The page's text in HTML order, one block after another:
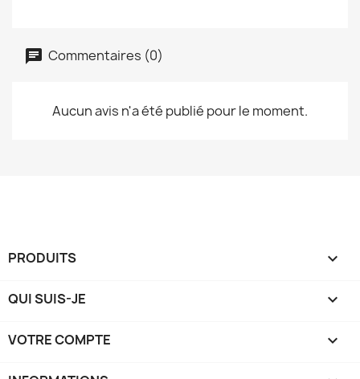
Commentaires (0)
Aucun avis n'a été publié pour le moment.
PRODUITS 
QUI SUIS-JE 
VOTRE COMPTE 